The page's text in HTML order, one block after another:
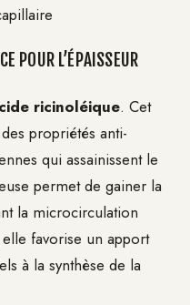
POUR L’ÉPAISSEUR
ricinoléique. Cet
propriétés anti-
qui assainissent le
permet de gainer la
la microcirculation
favorise un apport
à la synthèse de la